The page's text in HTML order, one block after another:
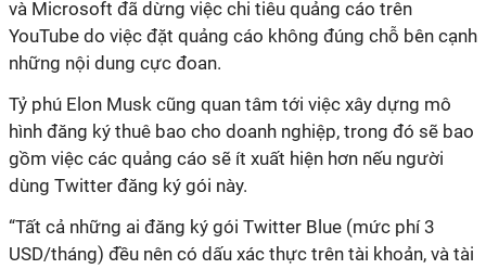
và Microsoft đã dừng việc chi tiêu quảng cáo trên
YouTube do việc đặt quảng cáo không đúng chỗ bên cạnh
những nội dung cực đoan.
Tỷ phú Elon Musk cũng quan tâm tới việc xây dựng mô
hình đăng ký thuê bao cho doanh nghiệp, trong đó sẽ bao
gồm việc các quảng cáo sẽ ít xuất hiện hơn nếu người
dùng Twitter đăng ký gói này.
“Tất cả những ai đăng ký gói Twitter Blue (mức phí 3
USD/tháng) đều nên có dấu xác thực trên tài khoản, và tài